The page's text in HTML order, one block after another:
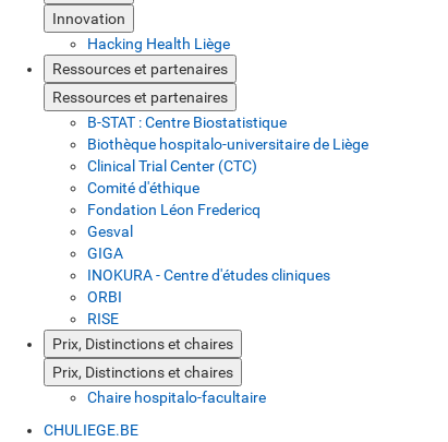
Innovation
Hacking Health Liège
Ressources et partenaires
Ressources et partenaires
B-STAT : Centre Biostatistique
Biothèque hospitalo-universitaire de Liège
Clinical Trial Center (CTC)
Comité d'éthique
Fondation Léon Fredericq
Gesval
GIGA
INOKURA - Centre d'études cliniques
ORBI
RISE
Prix, Distinctions et chaires
Prix, Distinctions et chaires
Chaire hospitalo-facultaire
CHULIEGE.BE